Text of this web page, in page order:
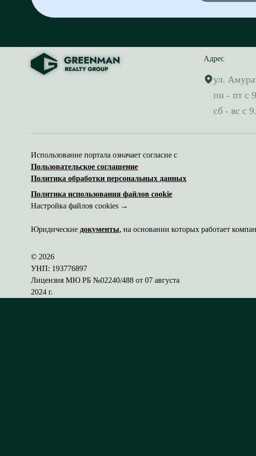
Адрес
ул.
пн - пт с
сб - вс с
Использование портала означает согласие с
Пользовательское соглашение
Политика обработки персональных данных
Политика использования файлов cookie
Настройка файлов cookies →
Юридические документы, на основании которых работает
© 2026
УНП: 193776897
Лицензия МЮ РБ №02240/488 от 07 августа
2024 г.